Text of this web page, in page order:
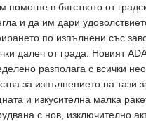
помогне в бягството от
и да им дари
по изпълнени със
далеч от града. Новият
разполага с всички
за изпълнението на тази
и изкусителна малка
с нов, изключително